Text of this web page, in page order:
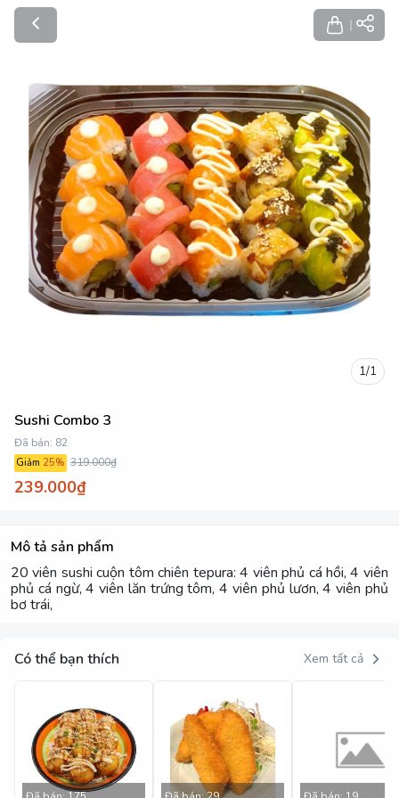
1/1
Sushi Combo 3
Đã bán: 82
Giảm 25% 319.000₫
239.000₫
Mô tả sản phẩm
20 viên sushi cuộn tôm chiên tepura: 4 viên phủ cá hồi, 4 viên
phủ cá ngừ, 4 viên lăn trứng tôm, 4 viên phủ lươn, 4 viên phủ
bơ trái,
Có thể bạn thích Xem tất cả